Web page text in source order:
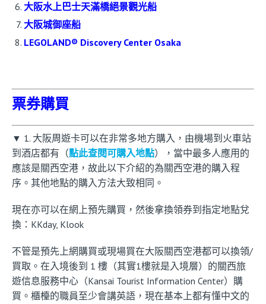
大阪水上巴士天滿橋絕景觀光船
大阪城御座船
LEGOLAND® Discovery Center Osaka
票券購買
▼ 1. 大阪周遊卡可以在非常多地方購入，由機場到火車站
到酒店都有（點此查閱可購入地點），當中最多人應用的
應該是關西空港，故此以下介紹的為關西空港的購入程
序。其他地點的購入方法大致相同。
現在亦可以在網上預先購買，然後拿換領券到指定地點兌
換：KKday, Klook
不管是預先上網購買或現場買在大阪關西空港都可以換領/
買取。在入境後到 1 樓（其實1樓就是入境層）的關西旅
遊信息服務中心（Kansai Tourist Information Center）購
買。櫃檯的職員至少會講英語，現在基本上都有懂中文的